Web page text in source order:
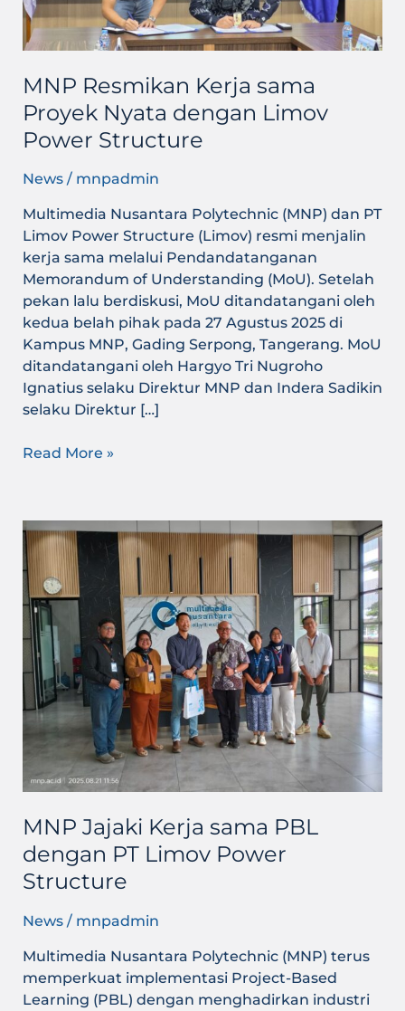
MNP Resmikan Kerja sama
Proyek Nyata dengan Limov
Power Structure
News/ mnpadmin
Multimedia Nusantara Polytechnic (MNP) dan PT
Limov Power Structure (Limov) resmi menjalin
kerja sama melalui Pendandatanganan
Memorandum of Understanding (MoU). Setelah
pekan lalu berdiskusi, MoU ditandatangani oleh
kedua belah pihak pada 27 Agustus 2025 di
Kampus MNP, Gading Serpong, Tangerang. MoU
ditandatangani oleh Hargyo Tri Nugroho
Ignatius selaku Direktur MNP dan Indera Sadikin
selaku Direktur […]
Limov
Power
Structure
Read More »
MNP Jajaki Kerja sama PBL
dengan PT Limov Power
Structure
News/ mnpadmin
Multimedia Nusantara Polytechnic (MNP) terus
memperkuat implementasi Project-Based
Learning (PBL) dengan menghadirkan industri
MNP
Jajaki
Kerja
sama
PBL
dengan
PT
Limov
Power
Structure